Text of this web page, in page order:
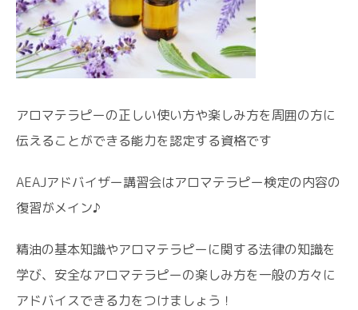
アロマテラピーの正しい使い方や楽しみ方を周囲の方に
伝えることができる能力を認定する資格です
AEAJアドバイザー講習会はアロマテラピー検定の内容の
復習がメイン♪
精油の基本知識やアロマテラピーに関する法律の知識を
学び、安全なアロマテラピーの楽しみ方を一般の方々に
アドバイスできる力をつけましょう！